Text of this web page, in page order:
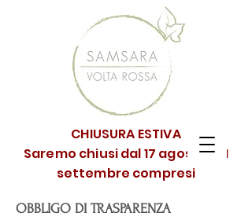
CHIUSURA ESTIVA
Saremo chiusi dal 17 agosto al 1
settembre compresi
OBBLIGO DI TRASPARENZA